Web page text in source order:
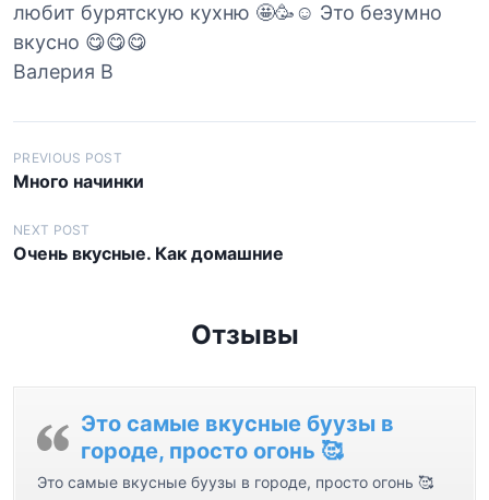
любит бурятскую кухню 🤩🥳☺️ Это безумно
вкусно 😋😋😋
Валерия В
Н
а
в
и
и
PREVIOUS POST
Много начинки
NEXT POST
Очень вкусные. Как домашние
Отзывы
Это самые вкусные буузы в
городе, просто огонь 🥰
Это самые вкусные буузы в городе, просто огонь 🥰